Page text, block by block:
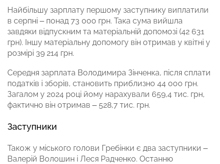
Найбільшу зарплату першому заступнику виплатили
в серпні – понад 73 000 грн. Така сума вийшла
завдяки відпускним та матеріальній допомозі (42 631
грн). Іншу матеріальну допомогу він отримав у квітні у
розмірі 39 214 грн.
Середня зарплата Володимира Зінченка, після сплати
податків і зборів, становить приблизно 44 000 грн.
Загалом у 2024 році йому нарахували 659,4 тис. грн,
фактично він отримав – 528,7 тис. грн.
Заступники
Також у міського голови Гребінки є два заступники –
Валерій Волошин і Леся Радченко. Останню